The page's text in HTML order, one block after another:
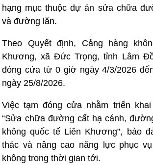
hạng mục thuộc dự án sửa chữa
và đường lăn.
Theo Quyết định, Cảng hàng
Khương, xã Đức Trọng, tỉnh Lâm
đóng cửa từ 0 giờ ngày 4/3/2026
ngày 25/8/2026.
Việc tạm đóng cửa nhằm triển
“Sửa chữa đường cất hạ cánh,
không quốc tế Liên Khương”, bảo
thác và nâng cao năng lực phục
không trong thời gian tới.